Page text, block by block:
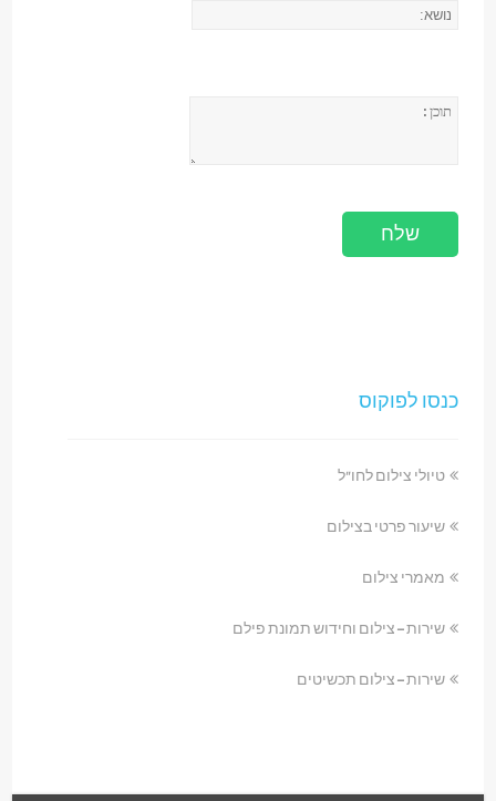
כנסו לפוקוס
טיולי צילום לחו"ל
שיעור פרטי בצילום
מאמרי צילום
שירות – צילום וחידוש תמונת פילם
שירות – צילום תכשיטים